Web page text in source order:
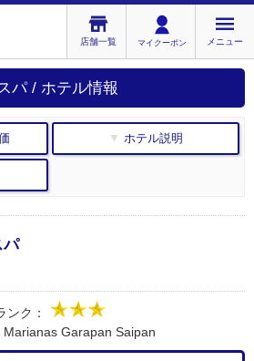
店舗一覧 マイクーポン メニュー
パ / ホテル情報
▼ ホテル説明
パ
ンク：
Marianas Garapan Saipan